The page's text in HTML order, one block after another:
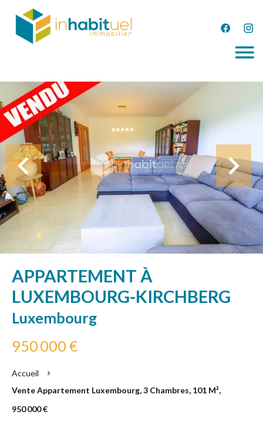
APPARTEMENT À
LUXEMBOURG-KIRCHBERG
Luxembourg
950 000 €
Accueil
Vente Appartement Luxembourg, 3 Chambres, 101 M²,
950 000 €